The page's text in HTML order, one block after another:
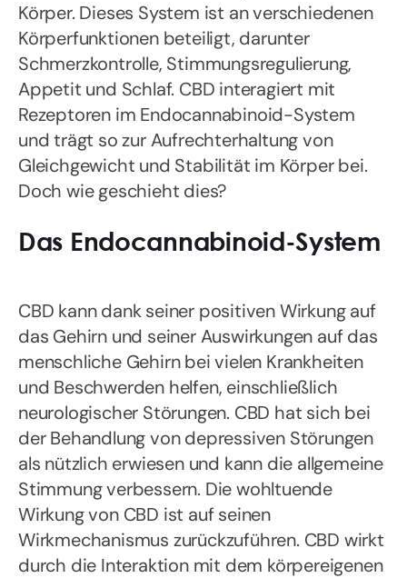
Körper. Dieses System ist an verschiedenen
Körperfunktionen beteiligt, darunter
Schmerzkontrolle, Stimmungsregulierung,
Appetit und Schlaf. CBD interagiert mit
Rezeptoren im Endocannabinoid-System
und trägt so zur Aufrechterhaltung von
Gleichgewicht und Stabilität im Körper bei.
Doch wie geschieht dies?
Das Endocannabinoid-System
CBD kann dank seiner positiven Wirkung auf
das Gehirn und seiner Auswirkungen auf das
menschliche Gehirn bei vielen Krankheiten
und Beschwerden helfen, einschließlich
neurologischer Störungen. CBD hat sich bei
der Behandlung von depressiven Störungen
als nützlich erwiesen und kann die allgemeine
Stimmung verbessern. Die wohltuende
Wirkung von CBD ist auf seinen
Wirkmechanismus zurückzuführen. CBD wirkt
durch die Interaktion mit dem körpereigenen